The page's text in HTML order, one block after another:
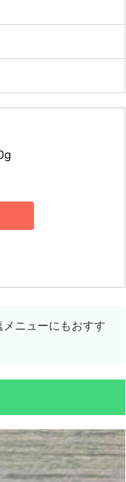
ニューにもおすす